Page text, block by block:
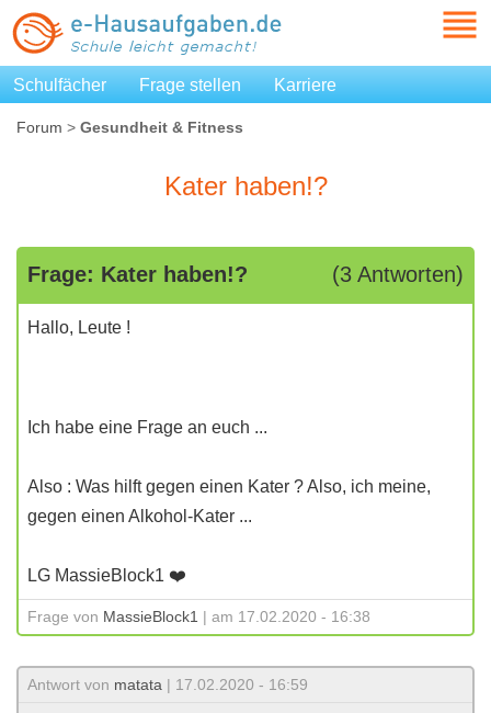
Schulfächer Frage stellen Karriere
Forum > Gesundheit & Fitness
Kater haben!?
Frage: Kater haben!? (3 Antworten)
Hallo, Leute !
Ich habe eine Frage an euch ...
Also : Was hilft gegen einen Kater ? Also, ich meine,
gegen einen Alkohol-Kater ...
LG MassieBlock1 ❤️
Frage von MassieBlock1 | am 17.02.2020 - 16:38
Antwort von matata | 17.02.2020 - 16:59